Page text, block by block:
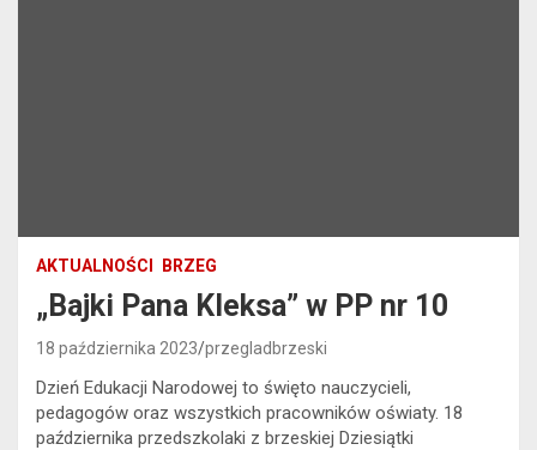
AKTUALNOŚCI BRZEG
„Bajki Pana Kleksa” w PP nr 10
18 października 2023 przegladbrzeski
Dzień Edukacji Narodowej to święto nauczycieli,
pedagogów oraz wszystkich pracowników oświaty. 18
października przedszkolaki z brzeskiej Dziesiątki